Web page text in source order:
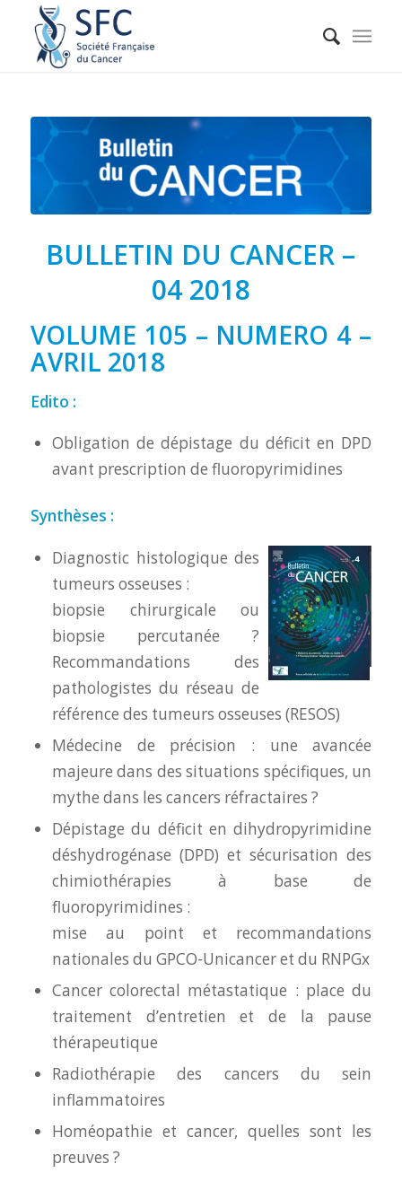
BULLETIN DU CANCER –
04 2018
VOLUME 105 – NUMERO 4 –
AVRIL 2018
Edito :
Obligation de dépistage du déficit en DPD
avant prescription de fluoropyrimidines
Synthèses :
Diagnostic histologique des
tumeurs osseuses :
biopsie chirurgicale ou
biopsie percutanée ?
Recommandations des
pathologistes du réseau de
référence des tumeurs osseuses (RESOS)
Médecine de précision : une avancée
majeure dans des situations spécifiques, un
mythe dans les cancers réfractaires ?
Dépistage du déficit en dihydropyrimidine
déshydrogénase (DPD) et sécurisation des
chimiothérapies à base de
fluoropyrimidines :
mise au point et recommandations
nationales du GPCO-Unicancer et du RNPGx
Cancer colorectal métastatique : place du
traitement d’entretien et de la pause
thérapeutique
Radiothérapie des cancers du sein
inflammatoires
Homéopathie et cancer, quelles sont les
preuves ?